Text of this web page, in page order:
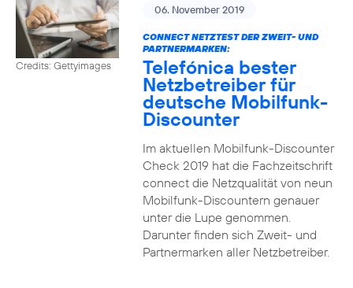
Credits: Gettyimages
06. November 2019
CONNECT NETZTEST DER ZWEIT- UND
PARTNERMARKEN:
Telefónica bester
Netzbetreiber für
deutsche Mobilfunk-
Discounter
Im aktuellen Mobilfunk-Discounter
Check 2019 hat die Fachzeitschrift
connect die Netzqualität von neun
Mobilfunk-Discountern genauer
unter die Lupe genommen.
Darunter finden sich Zweit- und
Partnermarken aller Netzbetreiber.